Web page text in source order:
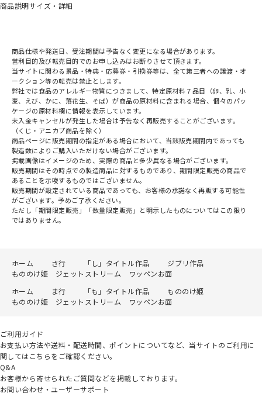
商品説明サイズ・詳細
商品仕様や発送日、受注期間は予告なく変更になる場合があります。
営利目的及び転売目的でのお申し込みはお断りさせて頂きます。
当サイトに関わる景品・特典・応募券・引換券等は、全て第三者への譲渡・オ
ークション等の転売は禁止とします。
弊社では食品のアレルギー物質につきまして、特定原材料７品目（卵、乳、小
麦、えび、かに、落花生、そば）が商品の原材料に含まれる場合、個々のパッ
ケージの原材料欄に情報を表示しています。
未入金キャンセルが発生した場合は予告なく再販売することがございます。
（くじ・アニカプ商品を除く）
商品ページに販売期間の指定がある場合において、当該販売期間内であっても
製造数によりご購入いただけない場合がございます。
掲載画像はイメージのため、実際の商品と多少異なる場合がございます。
販売期間はその時点での製造商品に対するものであり、期間限定販売の商品で
あることを示唆するものではございません。
販売期間が設定されている商品であっても、お客様の承諾なく再販する可能性
がございます。予めご了承ください。
ただし「期間限定販売」「数量限定販売」と明示したものについてはこの限り
ではありません。
ホーム さ行 「し」タイトル作品
ジブリ作品
もののけ姫 ジェットストリーム ワッペンお面
ホーム
ま行 「も」タイトル作品
もののけ姫
もののけ姫 ジェットストリーム ワッペンお面
ご利用ガイド
お支払い方法や送料・配送時間、ポイントについてなど、当サイトのご利用に
関してはこちらをご確認ください。
Q&A
お客様から寄せられたご質問などを掲載しております。
お問い合わせ・ユーザーサポート